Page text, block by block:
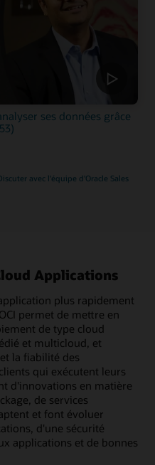
avec l'équipe d'Oracle Sales
ses données grâce
Applications
plus rapidement
permet de mettre en
de type cloud
et multicloud, et
la fiabilité des
qui exécutent leurs
d'innovations en matière
de services
et font évoluer
d'une sécurité
applications et de bonnes